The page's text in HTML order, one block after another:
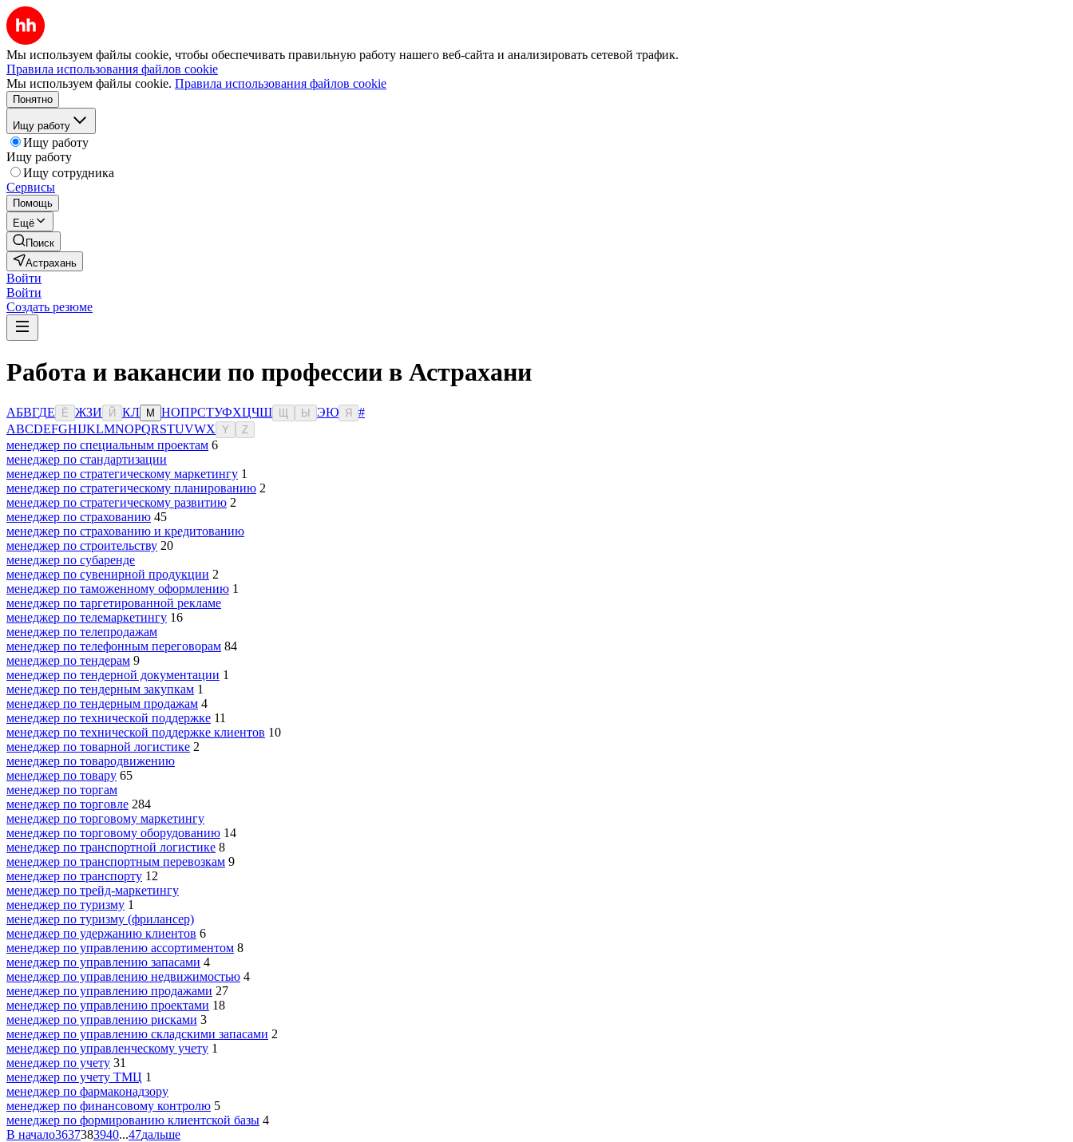
Мы используем файлы cookie, чтобы обеспечивать правильную работу нашего веб-сайта и анализировать сетевой трафик.
Правила использования файлов cookie
Мы используем файлы cookie. Правила использования файлов cookie
Понятно
Ищу работу
Ищу работу
Ищу работу
Ищу сотрудника
Сервисы
Помощь
Ещё
Поиск
Астрахань
Войти
Войти
Создать резюме
Работа и вакансии по профессии в Астрахани
АБВГДЕ Ё ЖЗИ Й КЛ М НОПРСТУФХЦЧШ Ы ЭЮ Я
#
ABCDEFGHIJKLMNOPQRSTUVWX Y Z
менеджер по специальным проектам 6
менеджер по стандартизации
менеджер по стратегическому маркетингу 1
менеджер по стратегическому планированию 2
менеджер по стратегическому развитию 2
менеджер по страхованию 45
менеджер по страхованию и кредитованию
менеджер по строительству 20
менеджер по субаренде
менеджер по сувенирной продукции 2
менеджер по таможенному оформлению 1
менеджер по таргетированной рекламе
менеджер по телемаркетингу 16
менеджер по телепродажам
менеджер по телефонным переговорам 84
менеджер по тендерам 9
менеджер по тендерной документации 1
менеджер по тендерным закупкам 1
менеджер по тендерным продажам 4
менеджер по технической поддержке 11
менеджер по технической поддержке клиентов 10
менеджер по товарной логистике 2
менеджер по товародвижению
менеджер по товару 65
менеджер по торгам
менеджер по торговле 284
менеджер по торговому маркетингу
менеджер по торговому оборудованию 14
менеджер по транспортной логистике 8
менеджер по транспортным перевозкам 9
менеджер по транспорту 12
менеджер по трейд-маркетингу
менеджер по туризму 1
менеджер по туризму (фрилансер)
менеджер по удержанию клиентов 6
менеджер по управлению ассортиментом 8
менеджер по управлению запасами 4
менеджер по управлению недвижимостью 4
менеджер по управлению продажами 27
менеджер по управлению проектами 18
менеджер по управлению рисками 3
менеджер по управлению складскими запасами 2
менеджер по управленческому учету 1
менеджер по учету 31
менеджер по учету ТМЦ 1
менеджер по фармаконадзору
менеджер по финансовому контролю 5
менеджер по формированию клиентской базы 4
В начало3637383940...47дальше